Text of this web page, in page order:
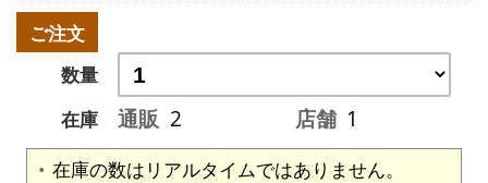
ご注文
数量
在庫
通販 2 店舗 1
在庫の数はリアルタイムではありません。